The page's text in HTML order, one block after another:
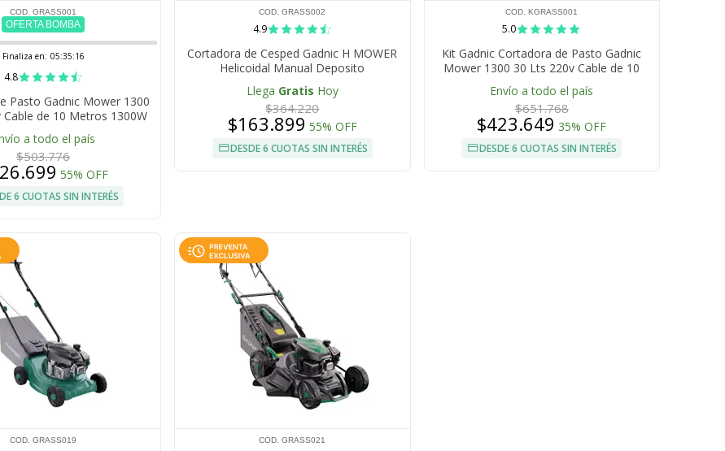
COD. GRASS001
OFERTA BOMBA
Finaliza en: 05:35:16
4.8
Pasto Gadnic Mower 1300
Cable de 10 Metros 1300W
a todo el país
$503.776
55% OFF
6 CUOTAS SIN INTERÉS
COD. GRASS002
4.9
Cortadora de Cesped Gadnic H MOWER
Helicoidal Manual Deposito
Llega Gratis Hoy
$364.220
$163.899 55% OFF
DESDE 6 CUOTAS SIN INTERÉS
COD. KGRASS001
5.0
Kit Gadnic Cortadora de Pasto Gadnic
Mower 1300 30 Lts 220v Cable de 10
Metros 1300W Podadoras Para Plantas
Gadnic TRIHE580 Cortacercos
Envío a todo el país
$651.768
$423.649 35% OFF
DESDE 6 CUOTAS SIN INTERÉS
COD. GRASS019 COD. GRASS021